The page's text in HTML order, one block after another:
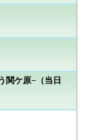
関ケ原−（当日